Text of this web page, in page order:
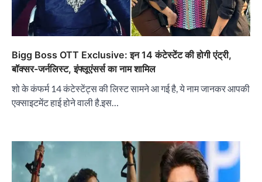
Bigg Boss OTT Exclusive: इन 14 कंटेस्टेंट की होगी एंट्री,
बॉक्सर-जर्नलिस्ट, इंफ्लूएंसर्स का नाम शामिल
शो के कंफर्म 14 कंटेस्टेंट्स की लिस्ट सामने आ गई है, ये नाम जानकर आपकी
एक्साइटमेंट हाई होने वाली है.इस…